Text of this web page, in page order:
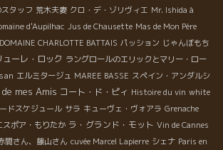
タッフ 荒木夫妻 クロ・デ・ゾリヴィエ Mr. Ishida à
d'Aupilhac Jus de Chausette Mas de Mon Père
DOMAINE CHARLOTTE BATTAIS パッション じゃんぼもち
ューレ・ロック ラングロールのエリックとマリー・ロー
エルミタージュ MAREE BASSE スペイン・アンダルシ
mes Amis コート・ド・ピィ Histoire du vin white
ドスケジュール サラ キューヴェ・ヴォアラ Grenache
スポア・もりたか ラ・グランド・モット Vin de Cannes
間さん、藤山さん cuvée Marcel Lapierre シェナ Paris en